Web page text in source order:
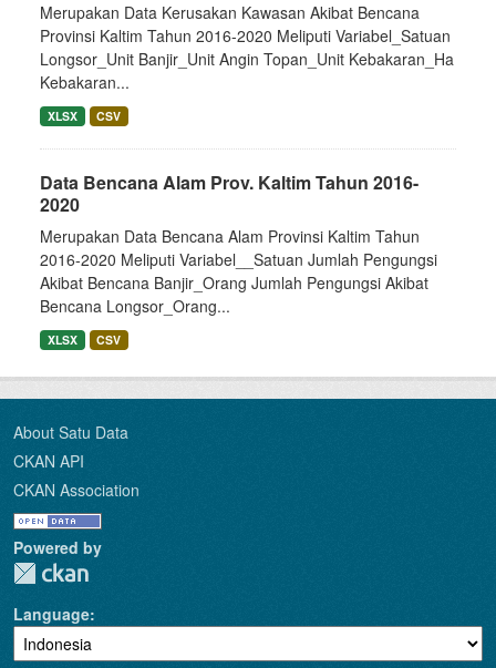
Merupakan Data Kerusakan Kawasan Akibat Bencana
Provinsi Kaltim Tahun 2016-2020 Meliputi Variabel_Satuan
Longsor_Unit Banjir_Unit Angin Topan_Unit Kebakaran_Ha
Kebakaran...
XLSX CSV
Data Bencana Alam Prov. Kaltim Tahun 2016-
2020
Merupakan Data Bencana Alam Provinsi Kaltim Tahun
2016-2020 Meliputi Variabel__Satuan Jumlah Pengungsi
Akibat Bencana Banjir_Orang Jumlah Pengungsi Akibat
Bencana Longsor_Orang...
XLSX CSV
About Satu Data
CKAN API
CKAN Association
Powered by
Language